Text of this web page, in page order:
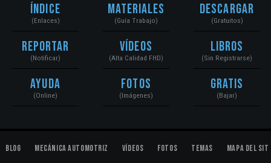
Índice
(Enlaces)
Reportar
(Notificar)
Ayuda
(Online)
Materiales
(Guía Trabajo)
Vídeos
(Alta Calidad FHD)
Fotos
(Imágenes)
Descargar
(Gratuitos)
Libros
(Sin Registrarse)
Gratis
(Bajar)
Blog Mecánica Automotriz Vídeos Fotos Temas Mapa del